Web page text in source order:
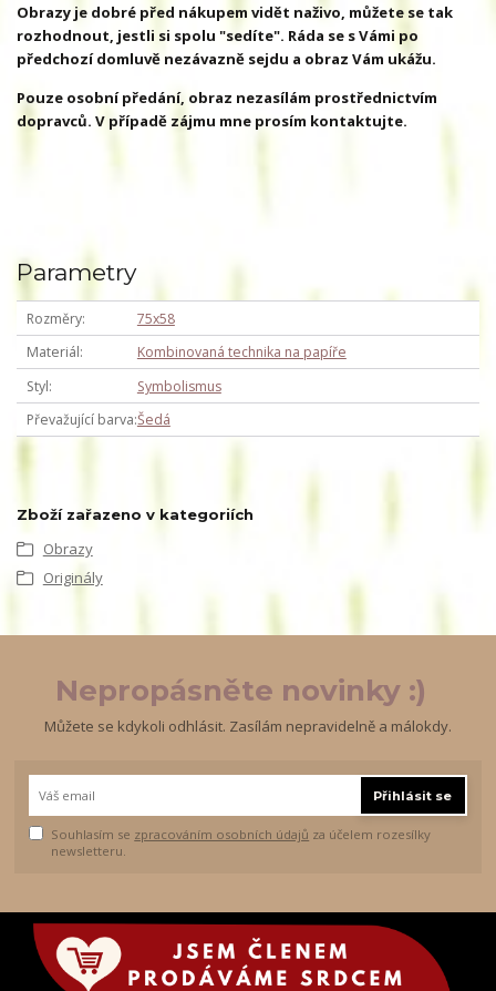
Obrazy je dobré před nákupem vidět naživo, můžete se tak
rozhodnout, jestli si spolu "sedíte". Ráda se s Vámi po
předchozí domluvě nezávazně sejdu a obraz Vám ukážu.
Pouze osobní předání, obraz nezasílám prostřednictvím
dopravců. V případě zájmu mne prosím kontaktujte.
Parametry
Rozměry
75x58
Materiál
Kombinovaná technika na papíře
Styl
Symbolismus
Převažující barva Šedá
Zboží zařazeno v kategoriích
Obrazy
Originály
Nepropásněte novinky :)
Můžete se kdykoli odhlásit. Zasílám nepravidelně a málokdy.
Přihlásit se
Souhlasím se zpracováním osobních údajů za účelem rozesílky
newsletteru.